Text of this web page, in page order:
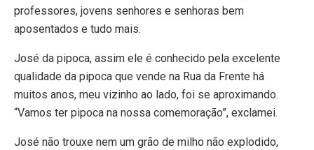
professores, jovens senhores e senhoras bem
aposentados e tudo mais.
José da pipoca, assim ele é conhecido pela excelente
qualidade da pipoca que vende na Rua da Frente há
muitos anos, meu vizinho ao lado, foi se aproximando.
“Vamos ter pipoca na nossa comemoração”, exclamei.
José não trouxe nem um grão de milho não explodido,